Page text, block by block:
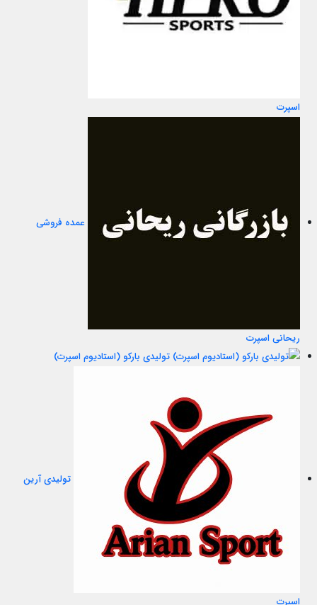
اسپرت
عمده فروشی
ریحانی اسپرت
تولیدی بارکو (استادیوم اسپرت)
تولیدی آرین
اسپرت